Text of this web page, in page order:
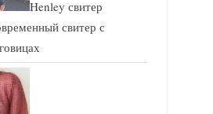
Henley свитер
свитер с